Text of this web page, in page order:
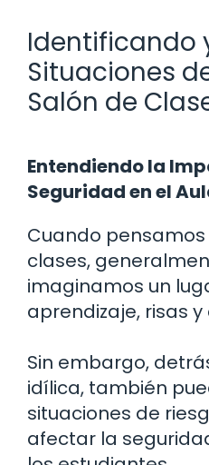
Identificando
Situaciones
Salón de
Entendiendo la
Seguridad en el
Cuando
clases,
imaginamos un
aprendizaje, risas
Sin embargo,
idílica, también
situaciones de
afectar la